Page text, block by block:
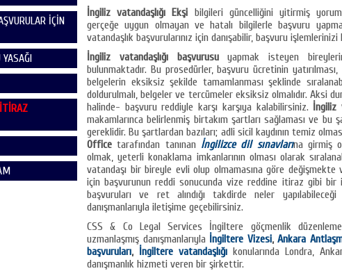
İÇİN
İTİRAZ
İngiliz vatandaşlığı Ekşi bilgileri güncelliğini yitirmiş
gerçeğe uygun olmayan ve hatalı bilgilerle başvuru
vatandaşlık başvurularınız için danışabilir, başvuru
İngiliz vatandaşlığı başvurusuyapmak isteyen
bulunmaktadır. Bu prosedürler, başvuru ücretinin
belgelerin eksiksiz şekilde tamamlanması şeklinde
doldurulmalı, belgeler ve tercümeler eksiksiz olmalıdır. Aksi
halinde- başvuru reddiyle karşı karşıya kalabilirsiniz. İngiliz
makamlarınca belirlenmiş birtakım şartları sağlaması ve bu
gereklidir. Bu şartlardan bazıları; adli sicil kaydının temiz
Officetarafından tanınan İngilizce dil sınavlarına girmiş
olmak, yeterli konaklama imkanlarının olması olarak
vatandaşı bir bireyle evli olup olmamasına göre değişmekte
için başvurunun reddi sonucunda vize reddine itiraz gibi bir
başvuruları ve ret alındığı takdirde neler
danışmanlarıyla iletişime geçebilirsiniz.
CSS & Co Legal Services İngiltere göçmenlik
uzmanlaşmış danışmanlarıyla İngiltere Vizesi, Ankara
başvuruları, İngiltere vatandaşlığıkonularında Londra,
danışmanlık hizmeti veren bir şirkettir.